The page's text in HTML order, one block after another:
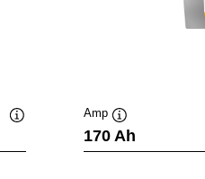
Amp
Infobulle
170 Ah